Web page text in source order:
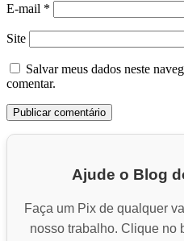
E-mail *
Site
Salvar meus dados neste
comentar.
Ajude o Blog
Faça um Pix de qualquer
nosso trabalho. Clique no